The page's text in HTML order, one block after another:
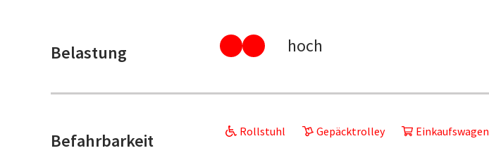
Belastung hoch
Befahrbarkeit Rollstuhl Gepäcktrolley Einkaufswagen